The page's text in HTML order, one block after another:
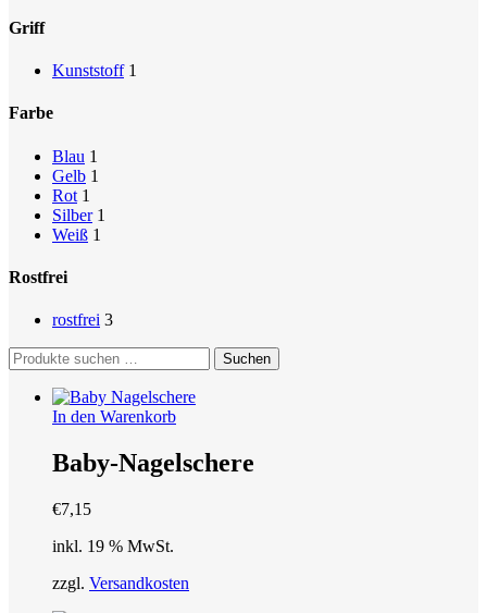
Griff
Kunststoff 1
Farbe
Blau 1
Gelb 1
Rot 1
Silber 1
Weiß 1
Rostfrei
rostfrei 3
Suchen
nach:
Suchen
In den Warenkorb
Baby-Nagelschere
€7,15
inkl. 19 % MwSt.
zzgl. Versandkosten